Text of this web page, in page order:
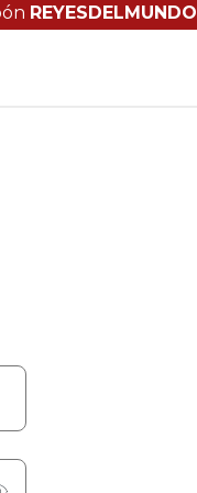
REYESDELMUNDO